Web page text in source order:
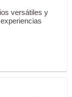
versátiles y